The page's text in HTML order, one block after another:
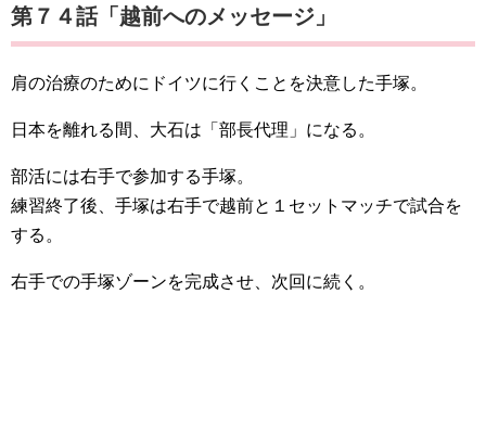
第７４話「越前へのメッセージ」
肩の治療のためにドイツに行くことを決意した手塚。
日本を離れる間、大石は「部長代理」になる。
部活には右手で参加する手塚。
練習終了後、手塚は右手で越前と１セットマッチで試合を
する。
右手での手塚ゾーンを完成させ、次回に続く。